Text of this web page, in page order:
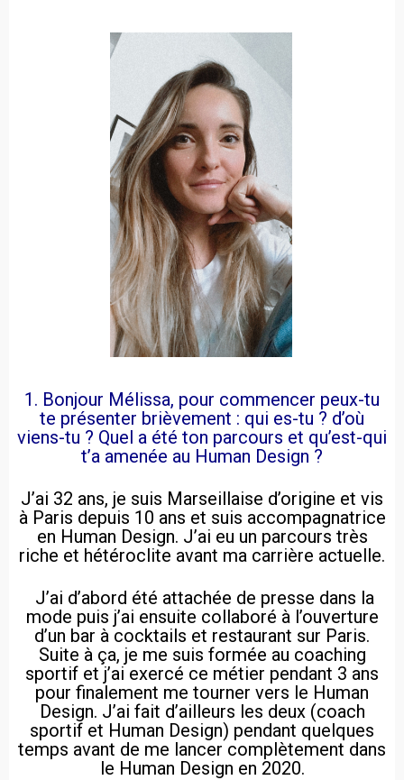
1. Bonjour Mélissa, pour commencer peux-tu
te présenter brièvement : qui es-tu ? d’où
viens-tu ? Quel a été ton parcours et qu’est-qui
t’a amenée au Human Design ?
J’ai 32 ans, je suis Marseillaise d’origine et vis
à Paris depuis 10 ans et suis accompagnatrice
en Human Design. J’ai eu un parcours très
riche et hétéroclite avant ma carrière actuelle.
J’ai d’abord été attachée de presse dans la
mode puis j’ai ensuite collaboré à l’ouverture
d’un bar à cocktails et restaurant sur Paris.
Suite à ça, je me suis formée au coaching
sportif et j’ai exercé ce métier pendant 3 ans
pour finalement me tourner vers le Human
Design. J’ai fait d’ailleurs les deux (coach
sportif et Human Design) pendant quelques
temps avant de me lancer complètement dans
le Human Design en 2020.